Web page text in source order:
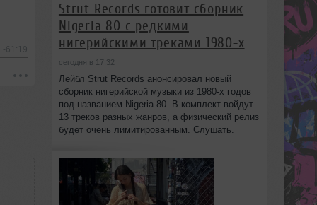
-61:19
Strut Records готовит сборник
Nigeria 80 с редкими
нигерийскими треками 1980-х
сегодня в 17:32
Лейбл Strut Records анонсировал новый
сборник нигерийской музыки из 1980-х годов
под названием Nigeria 80. В комплект войдут
13 треков разных жанров, а физический релиз
будет очень лимитированным. Слушать.